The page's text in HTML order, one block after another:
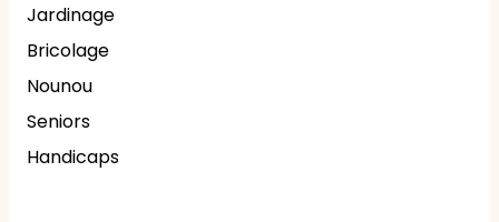
Jardinage
Bricolage
Nounou
Seniors
Handicaps